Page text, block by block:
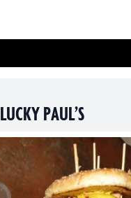
LUCKY PAUL’S